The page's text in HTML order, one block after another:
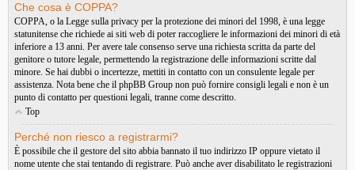
Che cosa è COPPA?
COPPA, o la Legge sulla privacy per la protezione dei minori del 1998, è una legge
statunitense che richiede ai siti web di poter raccogliere le informazioni dei minori di età
inferiore a 13 anni. Per avere tale consenso serve una richiesta scritta da parte del
genitore o tutore legale, permettendo la registrazione delle informazioni scritte dal
minore. Se hai dubbi o incertezze, mettiti in contatto con un consulente legale per
assistenza. Nota bene che il phpBB Group non può fornire consigli legali e non è un
punto di contatto per questioni legali, tranne come descritto.
Top
Perché non riesco a registrarmi?
È possibile che il gestore del sito abbia bannato il tuo indirizzo IP oppure vietato il
nome utente che stai tentando di registrare. Può anche aver disabilitato le registrazioni